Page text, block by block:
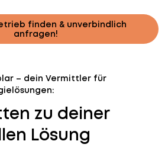
finden & unverbindlich
anfragen!
– dein Vermittler für
zu deiner
Lösung